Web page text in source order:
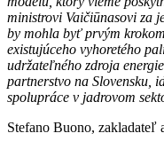
ministrovi Vaičiūnasovi za
by mohla byť prvým
existujúceho vyhoretého
udržateľného zdroja
partnerstvo na Slovensku,
spolupráce v jadrovom
Stefano Buono, zakladateľ